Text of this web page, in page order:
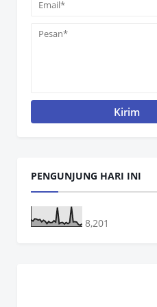
PENGUNJUNG HARI INI
8,201